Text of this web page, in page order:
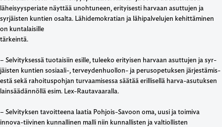
läheisyysperiate näyttää unohtuneen, erityisesti harvaan asuttujen ja
syrjäisten kuntien osalta. Lähidemokratian ja lähipalvelujen kehittäminen
on kuntalaisille
tärkeintä.
– Selvityksessä tuotaisiin esille, tuleeko erityisen harvaan asuttujen ja syr-
jäisten kuntien sosiaali-, terveydenhuollon- ja perusopetuksen järjestämis-
estä sekä rahoituspohjan turvaamisessa säätää erillisellä harva-asutuksen
lainsäädännöllä esim. Lex-Rautavaaralla.
– Selvityksen tavoitteena laatia Pohjois-Savoon oma, uusi ja toimiva
innova-tiivinen kunnallinen malli niin kunnallisten ja valtiollisten